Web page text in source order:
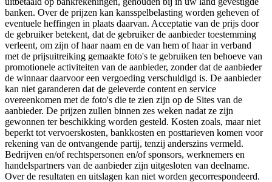
banken. Over de prijzen kan kansspelbelasting worden geheven of
eventuele heffingen in plaats daarvan. Acceptatie van de prijs door
de gebruiker betekent, dat de gebruiker de aanbieder toestemming
verleent, om zijn of haar naam en de van hem of haar in verband
met de prijsuitreiking gemaakte foto's te gebruiken ten behoeve van
promotionele activiteiten van de aanbieder, zonder dat de aanbieder
de winnaar daarvoor een vergoeding verschuldigd is. De aanbieder
kan niet garanderen dat de geleverde content en service
overeenkomen met de foto's die te zien zijn op de Sites van de
aanbieder. De prijzen zullen binnen zes weken nadat ze zijn
gewonnen ter beschikking worden gesteld. Kosten zoals, maar niet
beperkt tot vervoerskosten, bankkosten en posttarieven komen voor
rekening van de ontvangende partij, tenzij anderszins vermeld.
Bedrijven en/of rechtspersonen en/of sponsors, werknemers en
handelspartners van de aanbieder zijn uitgesloten van deelname.
Over de resultaten en uitslagen kan niet worden gecorrespondeerd.